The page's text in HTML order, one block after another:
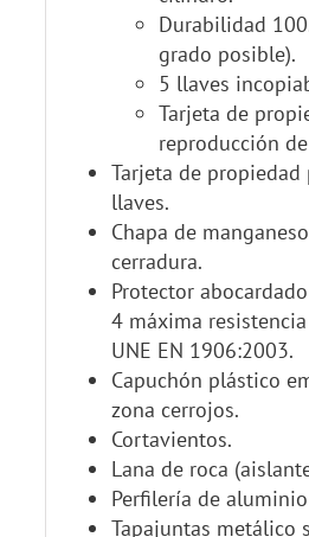
Durabilidad
grado posible).
5 llaves
Tarjeta de
reproducción
Tarjeta de propiedad
llaves.
Chapa de
cerradura.
Protector
4 máxima
UNE EN 1906:2003.
Capuchón plástico
zona cerrojos.
Cortavientos.
Lana de roca
Perfilería de
Tapajuntas metálico